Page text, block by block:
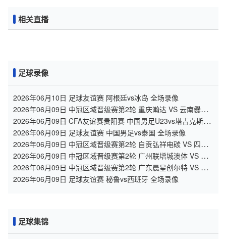
相关直播
足球录像
2026年06月10日 足球友谊赛 阿根廷vs冰岛 全场录像
2026年06月09日 中冠区域晋级赛第2轮 重庆瀚达 VS 云南爨合
全场录像
2026年06月09日 CFA友谊赛贵阳赛 中国男足U23vs塔吉克斯坦
U23 全场录像
2026年06月09日 足球友谊赛 中国男足vs泰国 全场录像
2026年06月09日 中冠区域晋级赛第2轮 自贡弘祥电碳 VS 四川
叁壹捌重龙 全场录像
2026年06月09日 中冠区域晋级赛第2轮 广州联增城澳体 VS 广
州黄埔志诚 全场录像
2026年06月09日 中冠区域晋级赛第2轮 广东晨星创尔特 VS 泰
州早茶黑马 全场录像
2026年06月09日 足球友谊赛 秘鲁vs西班牙 全场录像
足球集锦